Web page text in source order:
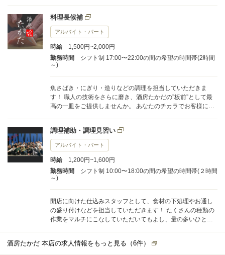
ません。 お仕事を探されている方・フリーターさん・学生さ
ん・主婦さん大歓迎です♪
料理長候補
アルバイト・パート
時給
1,500円~2,000円
勤務時間
シフト制 17:00〜22:00の間の希望の時間帯(2時間
～)
魚さばき・にぎり・造りなどの調理を担当していただきま
す！ 職人の技術をさらに磨き、酒房たかだの”板前”として最
高の一皿をご提供しませんか。 あなたのチカラでお客様に素
・魚の上身（じょうみ） ・魚の神経締め ・お通しの調理 な
ど 年齢・性別は一切問いません。 お仕事を探されている方・
フリーターさん大歓迎です♪
調理補助・調理見習い
アルバイト・パート
時給
1,200円~1,600円
勤務時間
シフト制 10:00〜18:00の間の希望の時間帯(２時間
～)
開店に向けた仕込みスタッフとして、食材の下処理やお通し
の盛り付けなどを担当していただきます！ たくさんの種類の
作業をマルチにこなしていただいてもよし、量の多いひとつ
計量 ・野菜のカット ・お通しの盛り付け ・小魚の簡単な下処
酒房たかだ 本店の求人情報をもっと見る（6件）